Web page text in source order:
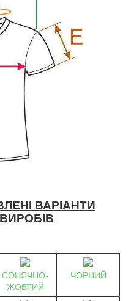
ВАРІАНТИ
СОНЯЧНО-
ЖОВТИЙ
ЧОРНИЙ